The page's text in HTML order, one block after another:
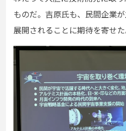
ものだ。吉原氏も、民間企業
展開されることに期待を寄せた